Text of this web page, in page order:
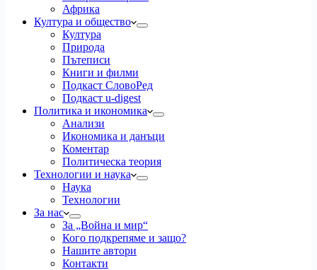
Африка
Култура и общество
Култура
Природа
Пътеписи
Книги и филми
Подкаст СловоРед
Подкаст u-digest
Политика и икономика
Анализи
Икономика и данъци
Коментар
Политическа теория
Технологии и наука
Наука
Технологии
За нас
За „Война и мир“
Кого подкрепяме и защо?
Нашите автори
Контакти